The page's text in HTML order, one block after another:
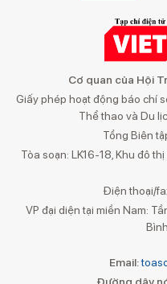
Cơ quan của Hội
Giấy phép hoạt động báo chí
Thể thao và Du
Tổng Biên
Tòa soạn: LK16-18, Khu đô
Điện thoại/
VP đại diện tại miền Nam:
Email:
Đường dây